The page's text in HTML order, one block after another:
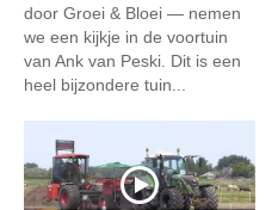
door Groei & Bloei — nemen
we een kijkje in de voortuin
van Ank van Peski. Dit is een
heel bijzondere tuin...